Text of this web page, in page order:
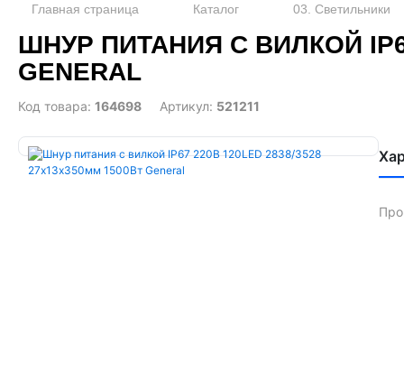
Главная страница Каталог 03. Светильники
ШНУР ПИТАНИЯ С ВИЛКОЙ
GENERAL
Код товара: 164698 Артикул: 521211